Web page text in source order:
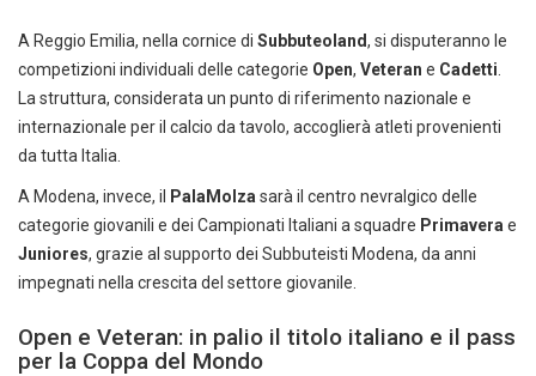
A Reggio Emilia, nella cornice di Subbuteoland, si disputeranno le
competizioni individuali delle categorie Open, Veteran e Cadetti
La struttura, considerata un punto di riferimento nazionale e
internazionale per il calcio da tavolo, accoglierà atleti provenienti
da tutta Italia.
A Modena, invece, il PalaMolza sarà il centro nevralgico delle
categorie giovanili e dei Campionati Italiani a squadre Primavera e
Juniores, grazie al supporto dei Subbuteisti Modena, da anni
impegnati nella crescita del settore giovanile.
Open e Veteran: in palio il titolo italiano e il pass
per la Coppa del Mondo